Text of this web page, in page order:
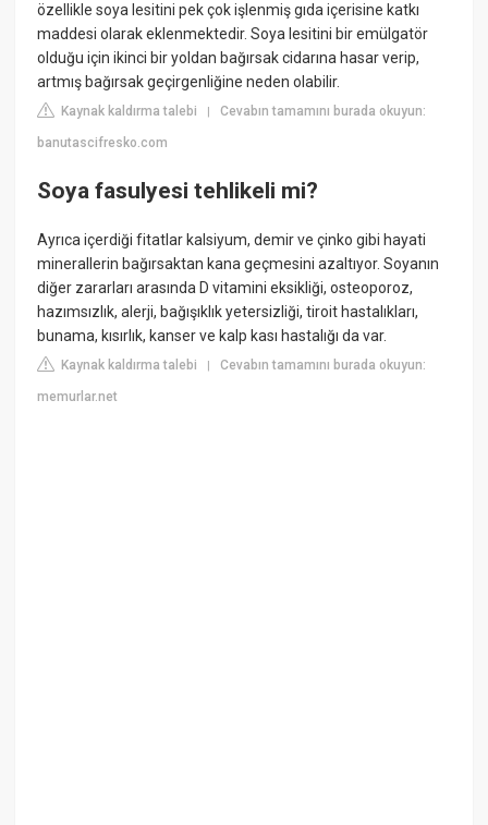
özellikle soya lesitini pek çok işlenmiş gıda içerisine katkı
maddesi olarak eklenmektedir. Soya lesitini bir emülgatör
olduğu için ikinci bir yoldan bağırsak cidarına hasar verip,
artmış bağırsak geçirgenliğine neden olabilir.
Kaynak kaldırma talebi |Cevabın tamamını burada okuyun:
banutascifresko.com
Soya fasulyesi tehlikeli mi?
Ayrıca içerdiği fitatlar kalsiyum, demir ve çinko gibi hayati
minerallerin bağırsaktan kana geçmesini azaltıyor. Soyanın
diğer zararları arasında D vitamini eksikliği, osteoporoz,
hazımsızlık, alerji, bağışıklık yetersizliği, tiroit hastalıkları,
bunama, kısırlık, kanser ve kalp kası hastalığı da var.
Kaynak kaldırma talebi |Cevabın tamamını burada okuyun:
memurlar.net